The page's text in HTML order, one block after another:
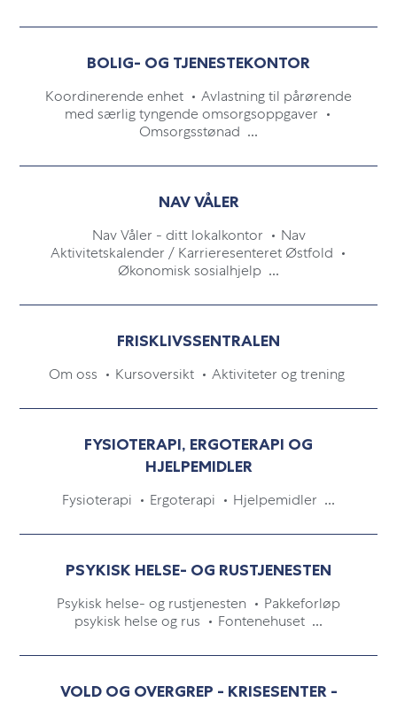
BOLIG- OG TJENESTEKONTOR
Koordinerende enhet
Avlastning til pårørende
med særlig tyngende omsorgsoppgaver
Omsorgsstønad ...
NAV VÅLER
Nav Våler - ditt lokalkontor
Nav
Aktivitetskalender / Karrieresenteret Østfold
Økonomisk sosialhjelp ...
FRISKLIVSSENTRALEN
Om oss Kursoversikt Aktiviteter og trening
FYSIOTERAPI, ERGOTERAPI OG
HJELPEMIDLER
Fysioterapi Ergoterapi Hjelpemidler ...
PSYKISK HELSE- OG RUSTJENESTEN
Psykisk helse- og rustjenesten
Pakkeforløp
psykisk helse og rus
Fontenehuset ...
VOLD OG OVERGREP - KRISESENTER -